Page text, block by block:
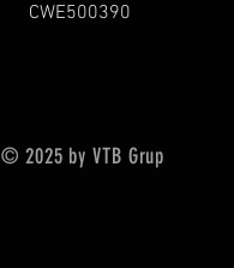
CWE500390
© 2025 by VTB Grup